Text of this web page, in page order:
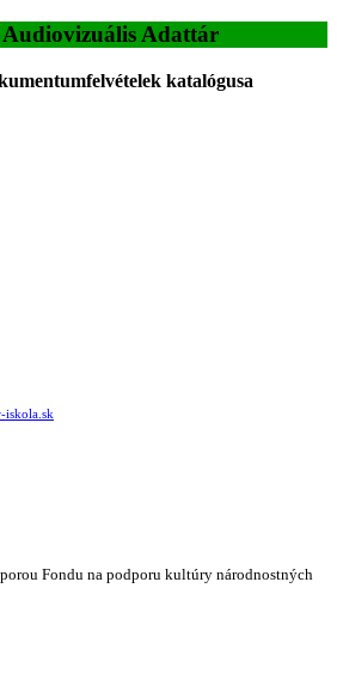
Adattár
katalógusa
iskola.sk
Fondu na podporu kultúry národnostných